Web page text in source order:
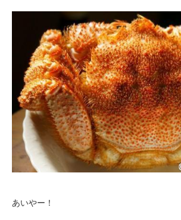
あいやー！